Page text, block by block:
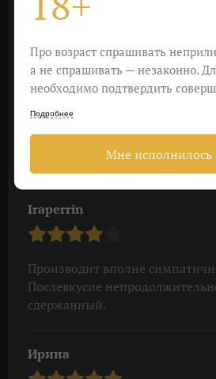
куплю
Отличное вино!
Iraperrin
Производит вполне
Послевкусие
сдержанный.
Ирина
Про возраст спрашивать
а не спрашивать — незаконно.
необходимо подтвердить
Подробнее
Мне исполнилось